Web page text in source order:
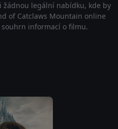
žádnou legální nabídku, kde by
of Catclaws Mountain online
informací o filmu.